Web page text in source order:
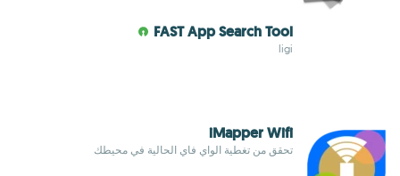
FAST App Search Tool
ligi
iMapper Wifi
تحقق من تغطية الواي فاي الحالية في محيطك